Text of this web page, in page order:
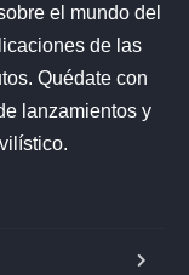
el mundo del
de las
Quédate con
lanzamientos y